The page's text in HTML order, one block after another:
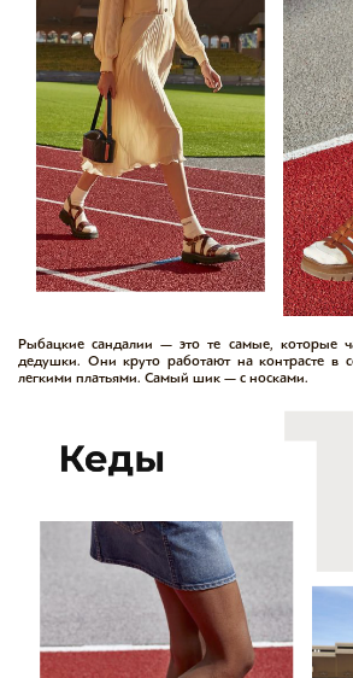
Рыбацкие сандалии — это те самые, которые
дедушки. Они круто работают на контрасте в
легкими платьями. Самый шик — с носками.